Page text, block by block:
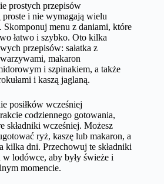
prostych przepisów
i nie wymagają wielu
menu z daniami, które
łatwo i szybko. Oto kilka
przepisów: sałatka z
makaron
i szpinakiem, a także
i kaszą jaglaną.
posiłków wcześniej
codziennego gotowania,
składniki wcześniej. Możesz
ryż, kaszę lub makaron, a
kilka dni. Przechowuj te składniki
lodówce, aby były świeże i
momencie.